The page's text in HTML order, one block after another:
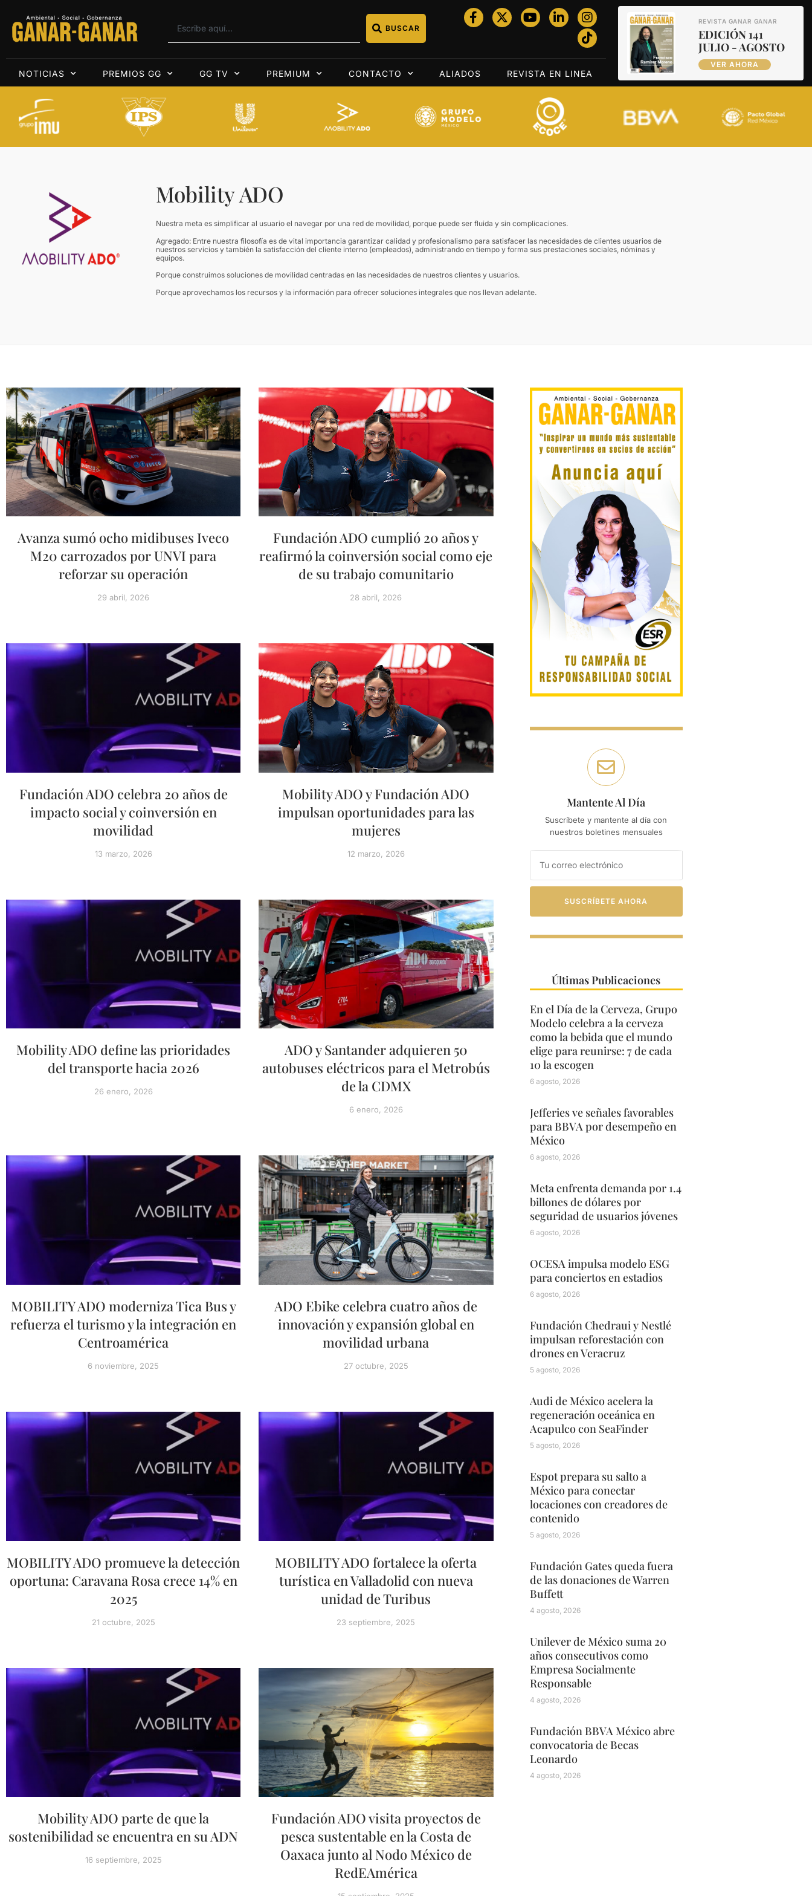
BUSCAR
NOTICIAS PREMIOS GG GG TV PREMIUM CONTACTO ALIADOS REVISTA EN LINEA
REVISTA GANAR GANAR
EDICIÓN 141
JULIO - AGOSTO
VER AHORA
Mobility ADO
Nuestra meta es simplificar al usuario el navegar por una red de movilidad, porque puede ser fluida y sin complicaciones.
Agregado: Entre nuestra filosofía es de vital importancia garantizar calidad y profesionalismo para satisfacer las necesidades de clientes usuarios de
nuestros servicios y también la satisfacción del cliente interno (empleados), administrando en tiempo y forma sus prestaciones sociales, nóminas y
equipos.
Porque construimos soluciones de movilidad centradas en las necesidades de nuestros clientes y usuarios.
Porque aprovechamos los recursos y la información para ofrecer soluciones integrales que nos llevan adelante.
Avanza sumó ocho midibuses Iveco
M20 carrozados por UNVI para
reforzar su operación
29 abril, 2026
Fundación ADO cumplió 20 años y
reafirmó la coinversión social como eje
de su trabajo comunitario
28 abril, 2026
Fundación ADO celebra 20 años de
impacto social y coinversión en
movilidad
13 marzo, 2026
Mobility ADO y Fundación ADO
impulsan oportunidades para las
mujeres
12 marzo, 2026
Mobility ADO define las prioridades
del transporte hacia 2026
26 enero, 2026
ADO y Santander adquieren 50
autobuses eléctricos para el Metrobús
de la CDMX
6 enero, 2026
MOBILITY ADO moderniza Tica Bus y
refuerza el turismo y la integración en
Centroamérica
6 noviembre, 2025
ADO Ebike celebra cuatro años de
innovación y expansión global en
movilidad urbana
27 octubre, 2025
MOBILITY ADO promueve la detección
oportuna: Caravana Rosa crece 14% en
2025
21 octubre, 2025
MOBILITY ADO fortalece la oferta
turística en Valladolid con nueva
unidad de Turibus
23 septiembre, 2025
Mobility ADO parte de que la
sostenibilidad se encuentra en su ADN
16 septiembre, 2025
Fundación ADO visita proyectos de
pesca sustentable en la Costa de
Oaxaca junto al Nodo México de
RedEAmérica
Mantente Al Día
Suscríbete y mantente al día con
nuestros boletines mensuales
SUSCRÍBETE AHORA
Últimas Publicaciones
En el Día de la Cerveza, Grupo
Modelo celebra a la cerveza
como la bebida que el mundo
elige para reunirse: 7 de cada
10 la escogen
6 agosto, 2026
Jefferies ve señales favorables
para BBVA por desempeño en
México
6 agosto, 2026
Meta enfrenta demanda por 1.4
billones de dólares por
seguridad de usuarios jóvenes
6 agosto, 2026
OCESA impulsa modelo ESG
para conciertos en estadios
6 agosto, 2026
Fundación Chedraui y Nestlé
impulsan reforestación con
drones en Veracruz
5 agosto, 2026
Audi de México acelera la
regeneración oceánica en
Acapulco con SeaFinder
5 agosto, 2026
Espot prepara su salto a
México para conectar
locaciones con creadores de
contenido
5 agosto, 2026
Fundación Gates queda fuera
de las donaciones de Warren
Buffett
4 agosto, 2026
Unilever de México suma 20
años consecutivos como
Empresa Socialmente
Responsable
4 agosto, 2026
Fundación BBVA México abre
convocatoria de Becas
Leonardo
4 agosto, 2026